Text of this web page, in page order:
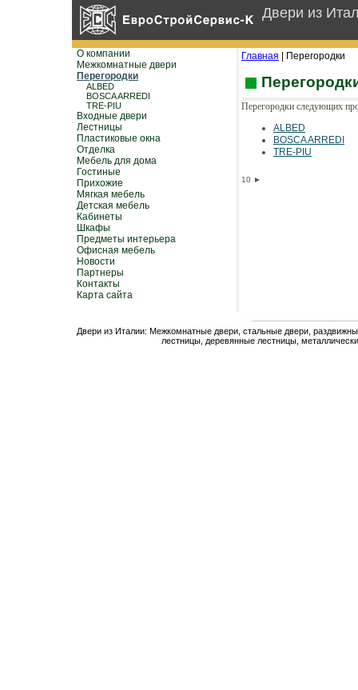
Двери из
О компании
Межкомнатные двери
Перегородки
ALBED
BOSCA ARREDI
TRE-PIU
Входные двери
Лестницы
Пластиковые окна
Отделка
Мебель для дома
Гостиные
Прихожие
Мягкая мебель
Детская мебель
Кабинеты
Шкафы
Предметы интерьера
Офисная мебель
Новости
Партнеры
Контакты
Карта сайта
Главная | Перегородки
Перегородки следующих
ALBED
BOSCA ARREDI
TRE-PIU
10 ►
Двери из Италии: Межкомнатные двери, стальные двери,
лестницы, деревянные лестницы,